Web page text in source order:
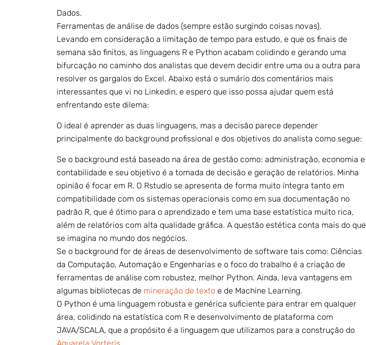
Dados.
Ferramentas de análise de dados (sempre estão surgindo coisas novas).
Levando em consideração a limitação de tempo para estudo, e que os finais de
semana são finitos, as linguagens R e Python acabam colidindo e gerando uma
bifurcação no caminho dos analistas que devem decidir entre uma ou a outra para
resolver os gargalos do Excel. Abaixo está o sumário dos comentários mais
interessantes que vi no Linkedin, e espero que isso possa ajudar quem está
enfrentando este dilema:
O ideal é aprender as duas linguagens, mas a decisão parece depender
principalmente do background profissional e dos objetivos do analista como segue:
Se o background está baseado na área de gestão como: administração, economia e
contabilidade e seu objetivo é a tomada de decisão e geração de relatórios. Minha
opinião é focar em R. O Rstudio se apresenta de forma muito íntegra tanto em
compatibilidade com os sistemas operacionais como em sua documentação no
padrão R, que é ótimo para o aprendizado e tem uma base estatística muito rica,
além de relatórios com alta qualidade gráfica. A questão estética conta mais do que
se imagina no mundo dos negócios.
Se o background for de áreas de desenvolvimento de software tais como: Ciências
da Computação, Automação e Engenharias e o foco do trabalho é a criação de
ferramentas de análise com robustez, melhor Python. Ainda, leva vantagens em
algumas bibliotecas de mineração de texto e de Machine Learning.
O Python é uma linguagem robusta e genérica suficiente para entrar em qualquer
área, colidindo na estatística com R e desenvolvimento de plataforma com
JAVA/SCALA, que a propósito é a linguagem que utilizamos para a construção do